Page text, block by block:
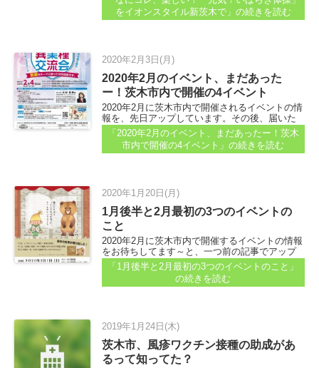
ました。 【どれ行く？2020年2月茨木市内で開
催される9イベント一覧】記事でイベントをまと
をイオンスタイル新茨木で」 の続きを読む
2020年2月3日(月)
2020年2月のイベント、まだあった
ー！茨木市内で開催の4イベント
2020年2月に茨木市内で開催されるイベントの情
報を、先日アップしています。その後、届いた
イベント情報をこちらへまとめます～。 ギリギ
リになってゴメンナサイ！ 明日（2/4）には、
「異業種交流会」もあります...
「2020年2月のイベント、まだあったー！茨木
市内で開催の4イベント」の続きを読む
2020年1月20日(月)
1月後半と2月最初の3つのイベントの
こと
2020年2月に茨木市内で開催するイベントの情報
をお待ちしてます～と、一つ前の記事でアップ
しているのですが。 1月のイベントで追記してい
るものと、前に「情報はココ」へお知らせいた
だいていたコトがあるので、3つのイベントを紹
「1月後半と2月最初の3つのイベントのこと」
の続きを読む
2019年1月24日(木)
茨木市、風疹ワクチン接種の助成があ
るって知ってた？